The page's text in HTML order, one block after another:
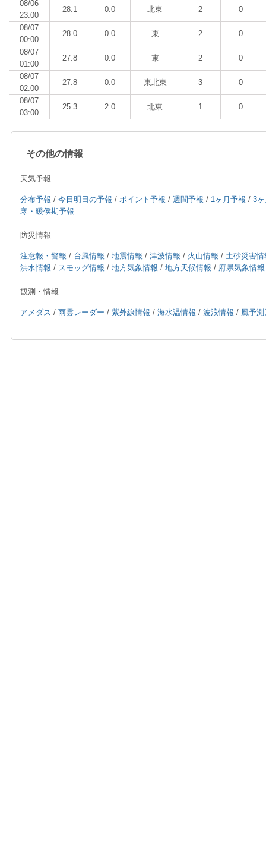
08/06
23:00
28.1 0.0 北東 2 0
08/07
00:00
28.0 0.0 東 2 0
08/07
01:00
27.8 0.0 東 2 0
08/07
02:00
27.8 0.0 東北東 3 0
08/07
03:00
25.3 2.0 北東 1 0
その他の情報
天気予報
分布予報 / 今日明日の予報 / ポイント予報 / 週間予報 / 1ヶ月予報 / 3
寒・暖侯期予報
防災情報
注意報・警報 / 台風情報 / 地震情報 / 津波情報 / 火山情報 / 土砂災害情
洪水情報 / スモッグ情報 / 地方気象情報 / 地方天候情報 / 府県気象情報
観測・情報
アメダス / 雨雲レーダー / 紫外線情報 / 海水温情報 / 波浪情報 / 風予測